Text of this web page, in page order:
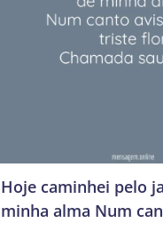
Hoje caminhei pelo
minha alma Num